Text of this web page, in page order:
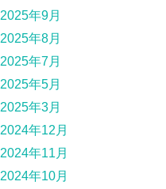
2025年9月
2025年8月
2025年7月
2025年5月
2025年3月
2024年12月
2024年11月
2024年10月